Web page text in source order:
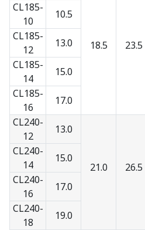
18.5 23.5
CL185-
10
10.5
CL185-
12
13.0
CL185-
14
15.0
CL185-
16
17.0
CL240-
12
13.0
21.0 26.5
CL240-
14
15.0
CL240-
16
17.0
CL240-
18
19.0